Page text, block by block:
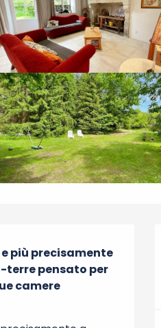
più precisamente
terre pensato per
camere